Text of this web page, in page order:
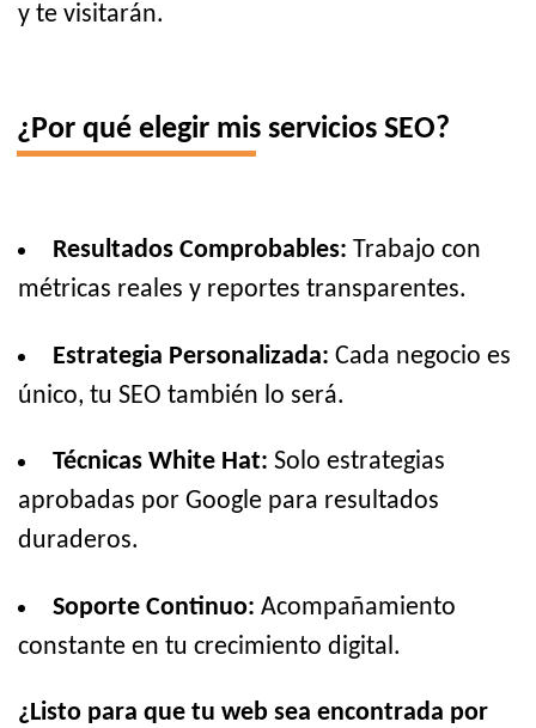
y te visitarán.
¿Por qué elegir mis servicios SEO?
Resultados Comprobables: Trabajo con
métricas reales y reportes transparentes.
Estrategia Personalizada: Cada negocio es
único, tu SEO también lo será.
Técnicas White Hat: Solo estrategias
aprobadas por Google para resultados
duraderos.
Soporte Continuo: Acompañamiento
constante en tu crecimiento digital.
¿Listo para que tu web sea encontrada por